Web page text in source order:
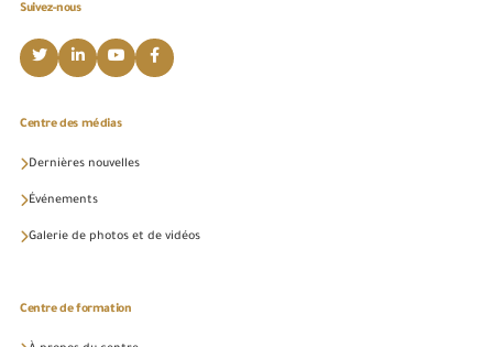
Suivez-nous
Centre des médias
Dernières nouvelles
Événements
Galerie de photos et de vidéos
Centre de formation